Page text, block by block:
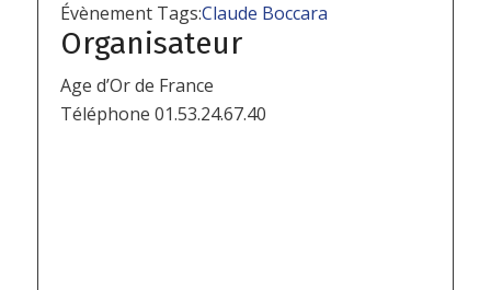
Évènement Tags:Claude Boccara
Organisateur
Age d’Or de France
Téléphone 01.53.24.67.40